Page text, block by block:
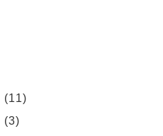
(11)
(3)